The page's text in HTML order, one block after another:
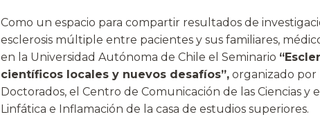
Como un espacio para compartir resultados de
esclerosis múltiple entre pacientes y sus familiares,
en la Universidad Autónoma de Chile el Seminario
científicos locales y nuevos desafíos”, organizado por
Doctorados, el Centro de Comunicación de las Ciencias y
Linfática e Inflamación de la casa de estudios superiores.